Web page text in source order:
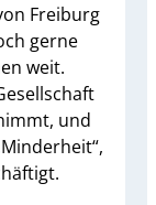
Freiburg
gerne
weit.
und